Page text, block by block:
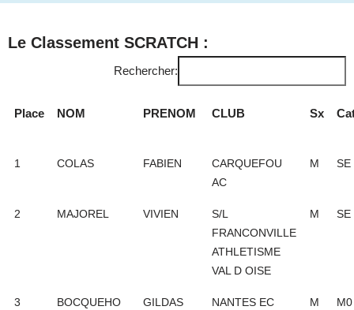
Le Classement SCRATCH :
Rechercher:
Place NOM PRENOM CLUB Sx
1 COLAS FABIEN
CARQUEFOU
AC
M SE
2 MAJOREL VIVIEN
S/L
FRANCONVILLE
ATHLETISME
VAL D OISE
M SE
3 BOCQUEHO GILDAS NANTES EC M M0